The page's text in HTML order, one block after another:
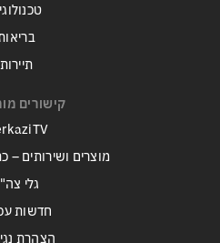
תיירות
קישורים
מוצרים ושירותים –
גלי
חדשות
הצהרת